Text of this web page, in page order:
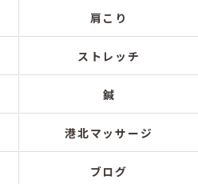
肩こり
ストレッチ
鍼
港北マッサージ
ブログ